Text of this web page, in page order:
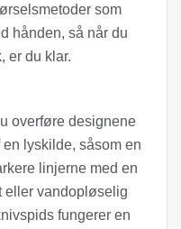
som
hånden, så når du
er du klar.
overføre designene
lyskilde, såsom en
linjerne med en
eller vandopløselig
fungerer en